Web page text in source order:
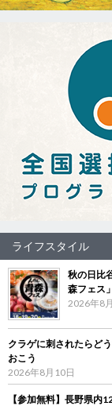
ライフスタイル
秋の日比
森フェス
2026年8
クラゲに刺されたらど
おこう
2026年8月10日
【参加無料】長野県内